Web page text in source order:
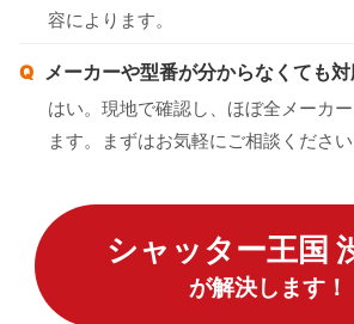
容によります。
メーカーや型番が分からなくても
はい。現地で確認し、ほぼ全メーカ
ます。まずはお気軽にご相談ください
シャッター王国
が解決します！